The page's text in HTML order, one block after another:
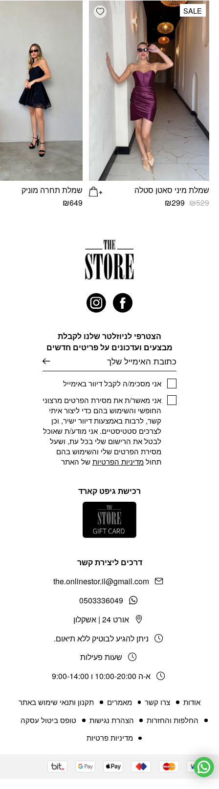
Add wishlist SALE
שמלת מיני סאטן סטלה
₪529
המחיר
₪299 המחיר
שמלת תחרה מוניק
₪649
הצטרפי לניוזלטר שלנו לקבלת
מבצעים ועדכונים על פריטים חדשים
אני מסכימ/ה לקבל דיוור באימייל
אני מאשר/ת את מסירת הפרטים מרצוני
החופשי והשימוש בהם כדי ליצור איתי
קשר, לרבות באמצעות דיוור ישיר, וכן
לצרכים סטטיסטיים. אני מודע/ת שאוכל
לבטל את הרישום שלי בכל עת, ושעל
מסירת הפרטים שלי והשימוש בהם
תחולמדיניות הפרטיותשל האתר
אודות צרו קשר מאמרים
תקנון ותנאי שימוש באתר
החלפות והחזרות
הצהרת נגישות
טופס ביטול עסקה
מדיניות פרטיות
דרכים ליצירת קשר
the.onlinestor.il@gmail.com
0503336049
אורט 24 | אשקלון
ניתן להגיע לבוטיק ללא תיאום.
שעות פעילות
א-ה 10:00-20:00 ו 9:00-14:00
רכישת גיפט קארד